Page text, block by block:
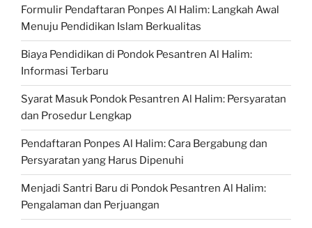
Formulir Pendaftaran Ponpes Al Halim: Langkah Awal
Menuju Pendidikan Islam Berkualitas
Biaya Pendidikan di Pondok Pesantren Al Halim:
Informasi Terbaru
Syarat Masuk Pondok Pesantren Al Halim: Persyaratan
dan Prosedur Lengkap
Pendaftaran Ponpes Al Halim: Cara Bergabung dan
Persyaratan yang Harus Dipenuhi
Menjadi Santri Baru di Pondok Pesantren Al Halim:
Pengalaman dan Perjuangan